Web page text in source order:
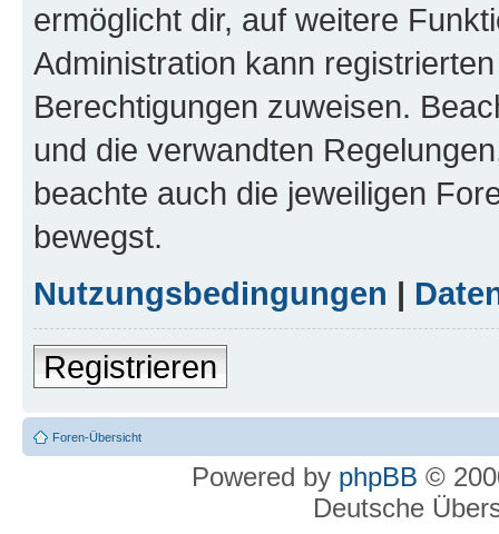
ermöglicht dir, auf weitere
Administration kann
Berechtigungen zuweisen.
und die verwandten
beachte auch die jeweiligen
bewegst.
Nutzungsbedingungen |
Registrieren
Foren-Übersicht
Powered by phpBB ©
Deutsche